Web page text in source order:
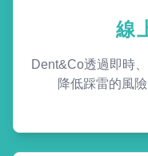
線
Dent&Co透過即時
降低踩雷的風